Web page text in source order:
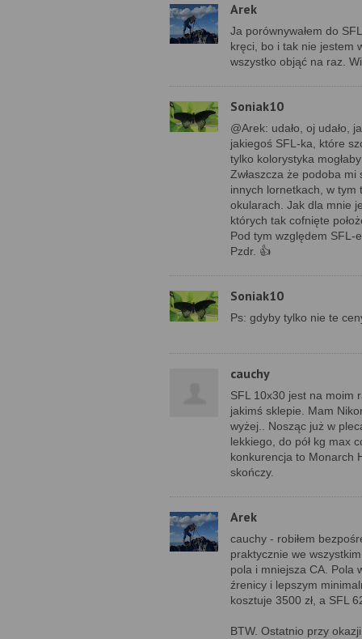
Arek
Ja porównywałem do
kręci, bo i tak nie jestem
wszystko objąć na raz.
Soniak10
@Arek: udało, oj udało,
jakiegoś SFL-ka, które
tylko kolorystyka
Zwłaszcza że podoba
innych lornetkach, w tym
okularach. Jak dla mnie
których tak cofnięte
Pod tym względem SFL-
Pzdr. 👍
Soniak10
Ps: gdyby tylko nie te
cauchy
SFL 10x30 jest na moim
jakimś sklepie. Mam
wyżej.. Nosząc już w
lekkiego, do pół kg max
konkurencja to Monarch
skończy.
Arek
cauchy - robiłem
praktycznie we
pola i mniejsza CA. Pola
źrenicy i lepszym
kosztuje 3500 zł, a SFL
BTW. Ostatnio przy